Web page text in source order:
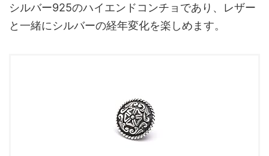
シルバー925のハイエンドコンチョであり、レザー
と一緒にシルバーの経年変化を楽しめます。